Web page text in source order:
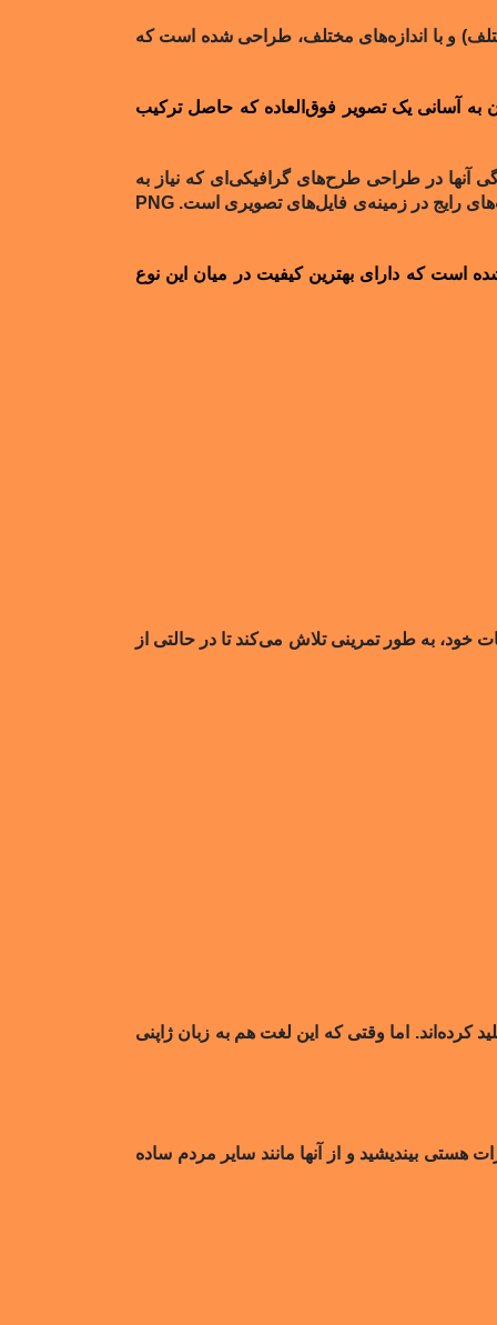
و با اندازه‌های مختلف، طراحی شده است که
به آسانییک تصویر فوق‌العاده که حاصل ترکیب
آنها در طراحی طرح‌های گرافیکی‌ای که نیاز به
و … از فرمت‌های رایج در زمینه‌ی فایل‌های تصویری است. PNG
است که دارای بهترین کیفیت در میان این نوع
خود، به طور تمرینی تلاش می‌کند تا در حالتی از
کرده‌اند. اما وقتی که این لغت هم به زبان ژاپنی
بیندیشید و از آنها مانند سایر مردم ساده